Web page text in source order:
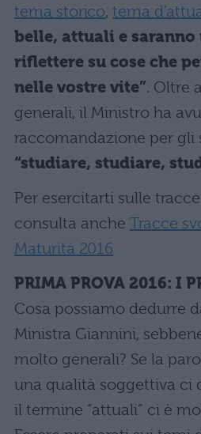
tema storico,tema
belle, attuali e saranno
riflettere su cose che
nelle vostre vite”. Oltre
generali, il Ministro ha
raccomandazione per gli
“studiare, studiare,
Per esercitarti sulle
consulta anche Tracce
Maturità 2016
PRIMA PROVA 2016: I
Cosa possiamo dedurre
Ministra Giannini,
molto generali? Se la
una qualità soggettiva ci
il termine “attuali” ci è